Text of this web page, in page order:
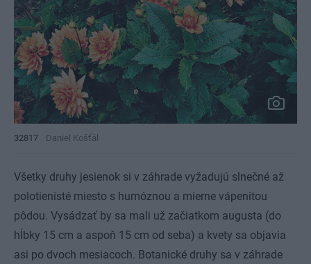
32817 Daniel Košťál
Všetky druhy jesienok si v záhrade vyžadujú slnečné až
polotienisté miesto s humóznou a mierne vápenitou
pôdou. Vysádzať by sa mali už začiatkom augusta (do
hĺbky 15 cm a aspoň 15 cm od seba) a kvety sa objavia
asi po dvoch mesiacoch. Botanické druhy sa v záhrade